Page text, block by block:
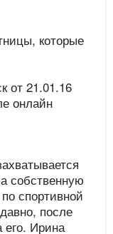
которые
собственную
спортивной
после
его. Ирина